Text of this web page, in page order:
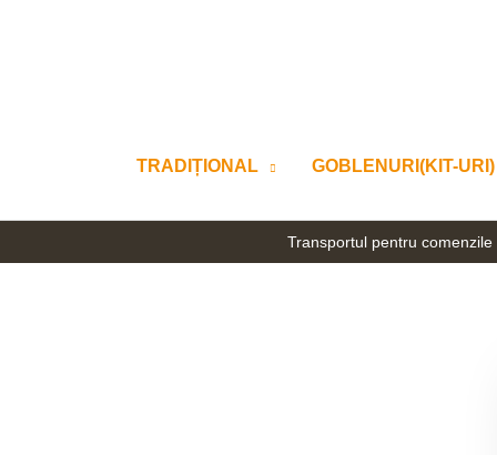
TRADIȚIONAL GOBLENURI(KIT-URI)
Transportul pentru